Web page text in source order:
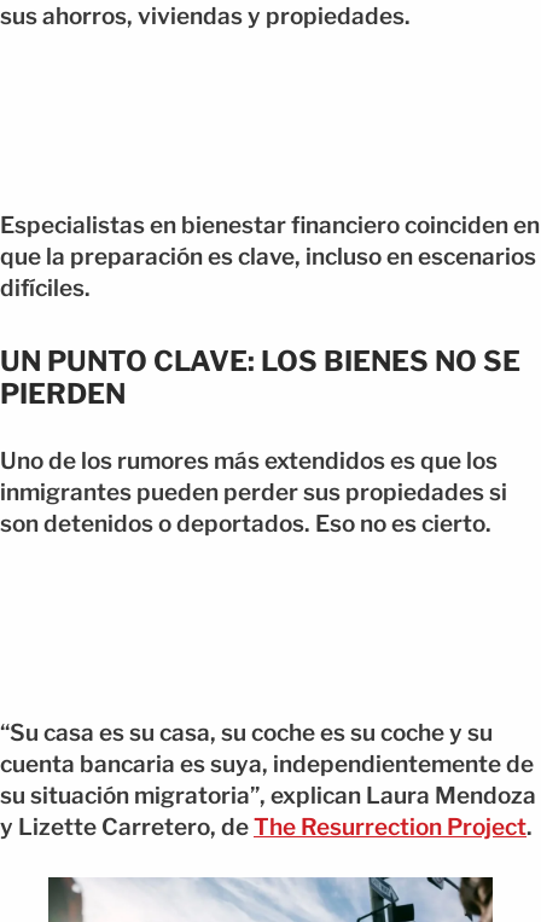
sus ahorros, viviendas y propiedades.
Especialistas en bienestar financiero coinciden en
que la preparación es clave, incluso en escenarios
difíciles.
UN PUNTO CLAVE: LOS BIENES NO SE
PIERDEN
Uno de los rumores más extendidos es que los
inmigrantes pueden perder sus propiedades si
son detenidos o deportados. Eso no es cierto.
“Su casa es su casa, su coche es su coche y su
cuenta bancaria es suya, independientemente de
su situación migratoria”, explican Laura Mendoza
y Lizette Carretero, deThe Resurrection Project.